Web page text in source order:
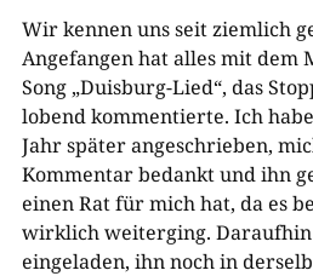
Wir kennen uns seit ziemlich
Angefangen hat alles mit dem
Song „Duisburg-Lied“, das
lobend kommentierte. Ich
Jahr später angeschrieben,
Kommentar bedankt und ihn
einen Rat für mich hat, da es
wirklich weiterging.
eingeladen, ihn noch in